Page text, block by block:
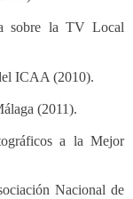
sobre la TV Local
ICAA (2010).
(2011).
a la Mejor
Nacional de